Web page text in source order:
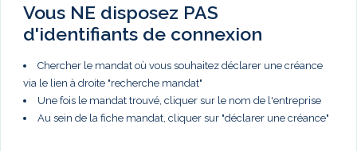
Vous NE disposez PAS
d'identifiants de connexion
Chercher le mandat où vous souhaitez déclarer une créance
via le lien à droite "recherche mandat"
Une fois le mandat trouvé, cliquer sur le nom de l'entreprise
Au sein de la fiche mandat, cliquer sur "déclarer une créance"